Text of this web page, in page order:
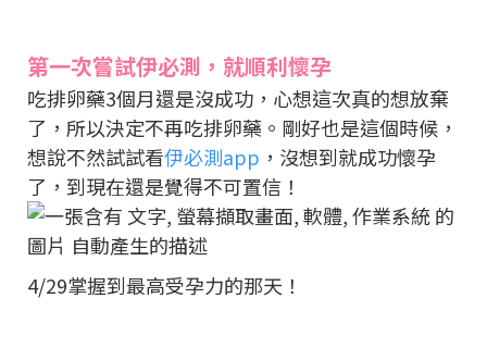
第一次嘗試伊必測，就順利懷孕
吃排卵藥3個月還是沒成功，心想這次真的想放棄
了，所以決定不再吃排卵藥。剛好也是這個時候，
想說不然試試看伊必測app ，沒想到就成功懷孕
了，到現在還是覺得不可置信！
4/29掌握到最高受孕力的那天！